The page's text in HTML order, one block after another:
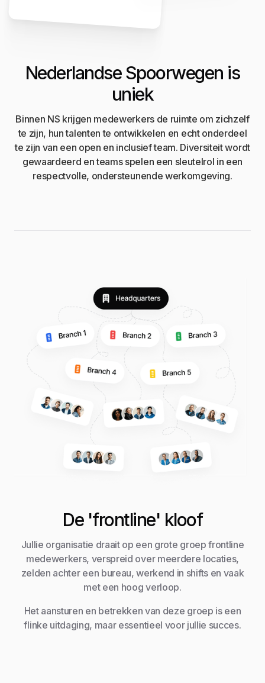
Nederlandse Spoorwegen is
uniek
Binnen NS krijgen medewerkers de ruimte om zichzelf
te zijn, hun talenten te ontwikkelen en echt onderdeel
te zijn van een open en inclusief team. Diversiteit wordt
gewaardeerd en teams spelen een sleutelrol in een
respectvolle, ondersteunende werkomgeving.
De 'frontline' kloof
Jullie organisatie draait op een grote groep frontline
medewerkers, verspreid over meerdere locaties,
zelden achter een bureau, werkend in shifts en vaak
met een hoog verloop.
Het aansturen en betrekken van deze groep is een
flinke uitdaging, maar essentieel voor jullie succes.